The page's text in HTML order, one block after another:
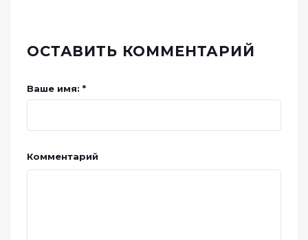
ОСТАВИТЬ КОММЕНТАРИЙ
Ваше имя: *
Комментарий